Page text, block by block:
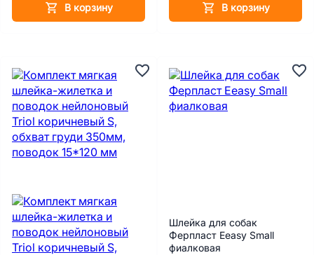
В корзину В корзину
Шлейка для собак
Ферпласт Eeasy Small
фиалковая